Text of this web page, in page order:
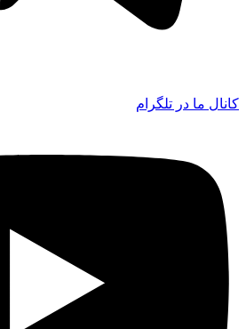
کانال ما در تلگرام